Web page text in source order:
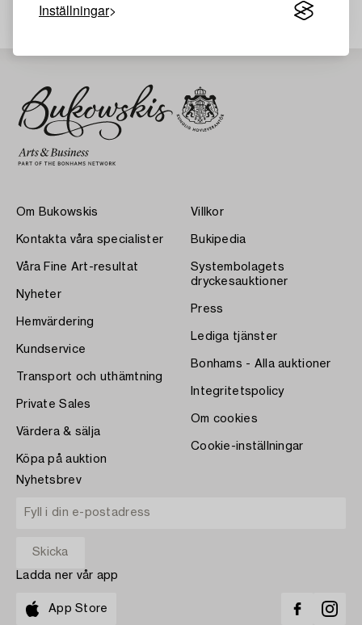
Inställningar
Om Bukowskis
Kontakta våra specialister
Våra Fine Art-resultat
Nyheter
Hemvärdering
Kundservice
Transport och uthämtning
Private Sales
Värdera & sälja
Köpa på auktion
Villkor
Bukipedia
Systembolagets
dryckesauktioner
Press
Lediga tjänster
Bonhams - Alla auktioner
Integritetspolicy
Om cookies
Cookie-inställningar
Nyhetsbrev
Ladda ner vår app
App Store